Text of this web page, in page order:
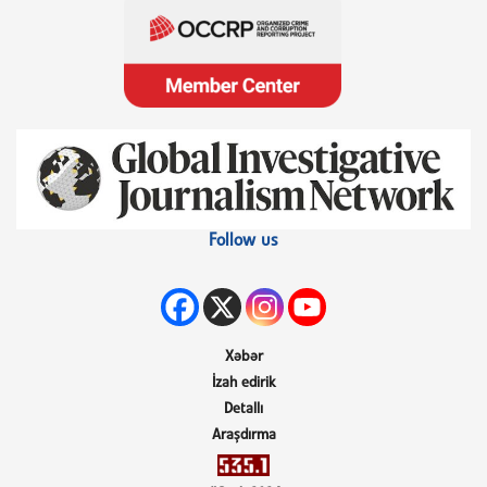
Follow us
Xəbər
İzah edirik
Detallı
Araşdırma